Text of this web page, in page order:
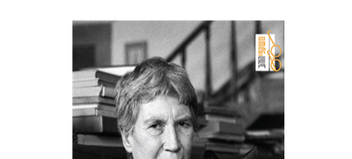
נטליה גינצבורג
מנואלה קונסוני
אספיר מילמן